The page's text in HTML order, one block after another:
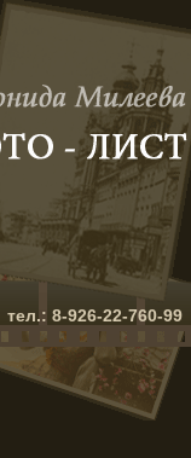
тел.: 8-926-22-760-99